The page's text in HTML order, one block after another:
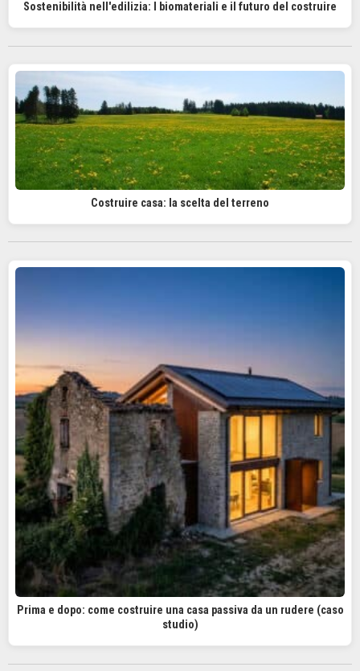
Sostenibilità nell'edilizia: I biomateriali e il futuro del costruire
Costruire casa: la scelta del terreno
Prima e dopo: come costruire una casa passiva da un rudere (caso
studio)